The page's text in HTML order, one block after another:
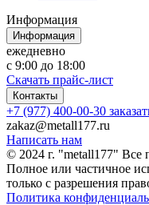
Информация
Информация
ежедневно
с 9:00 до 18:00
Скачать прайс-лист
Контакты
+7 (977) 400-00-30
zakaz@metall177.ru
Написать нам
© 2024 г. "metall177" Все
Полное или частичное
только с разрешения
Политика